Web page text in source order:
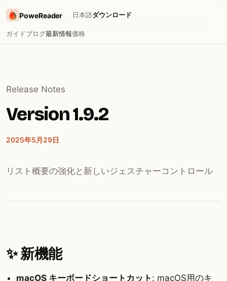
PoweReader
ガイドブログ最新情報価格
日本語ダウンロード
Release Notes
Version 1.9.2
2025年5月29日
リスト概要の強化と新しいジェスチャーコントロール
✨ 新機能
macOS キーボードショートカット : macOS用のキ